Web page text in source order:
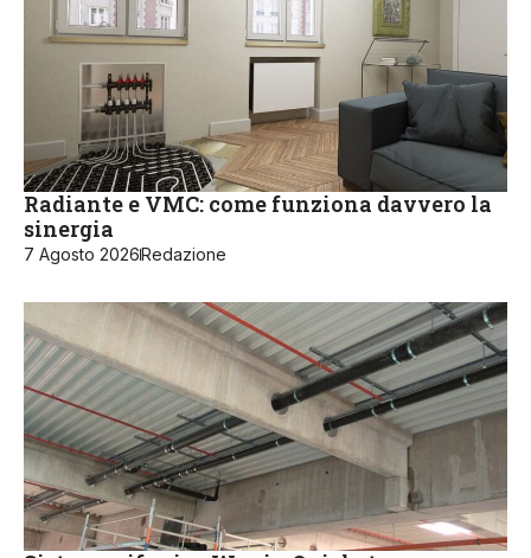
Radiante e VMC: come funziona davvero la
sinergia
7 Agosto 2026Redazione